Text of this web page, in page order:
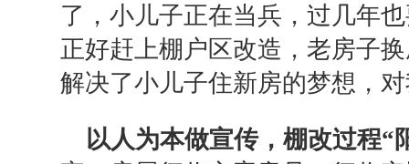
了，小儿子正在当兵，过几年
正好赶上棚户区改造，老房子
解决了小儿子住新房的梦想，
以人为本做宣传， 棚改过程“